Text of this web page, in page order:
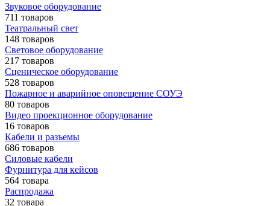
Звуковое оборудование
711 товаров
Театральный свет
148 товаров
Световое оборудование
217 товаров
Сценическое оборудование
528 товаров
Пожарное и аварийное оповещение СОУЭ
80 товаров
Видео проекционное оборудование
16 товаров
Кабели и разъемы
686 товаров
Силовые кабели
Фурнитура для кейсов
564 товара
Распродажа
32 товара